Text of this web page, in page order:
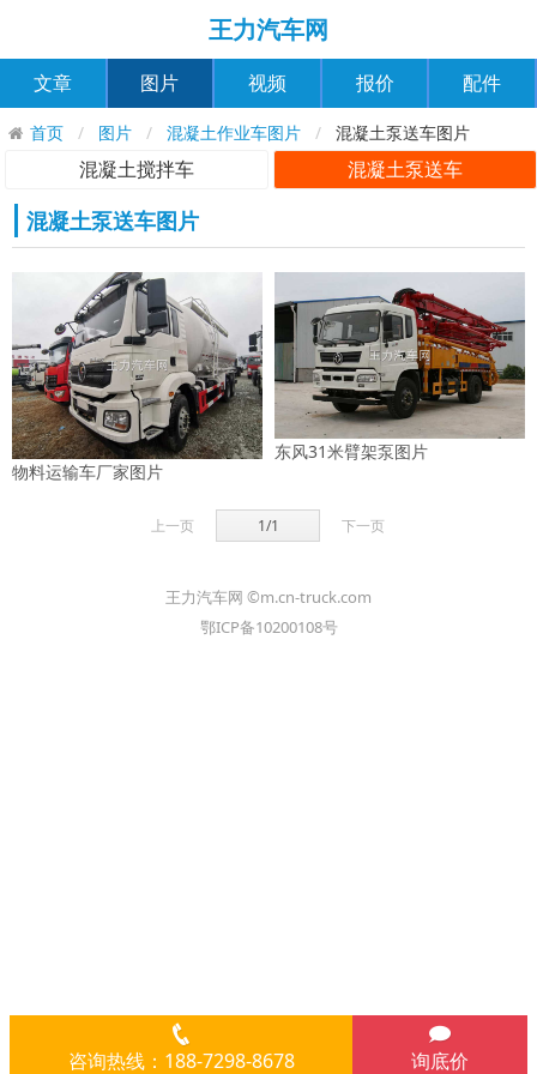
王力汽车网
文章 图片 视频 报价 配件
首页 图片 混凝土作业车图片 混凝土泵送车图片
混凝土搅拌车 混凝土泵送车
混凝土泵送车图片
物料运输车厂家图片
东风31米臂架泵图片
上一页 1/1 下一页
王力汽车网 ©m.cn-truck.com
鄂ICP备10200108号
咨询热线：188-7298-8678 询底价